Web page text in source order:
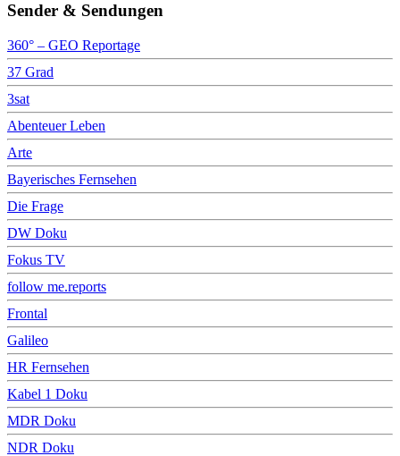
Sender & Sendungen
360° – GEO Reportage
37 Grad
3sat
Abenteuer Leben
Arte
Bayerisches Fernsehen
Die Frage
DW Doku
Fokus TV
follow me.reports
Frontal
Galileo
HR Fernsehen
Kabel 1 Doku
MDR Doku
NDR Doku